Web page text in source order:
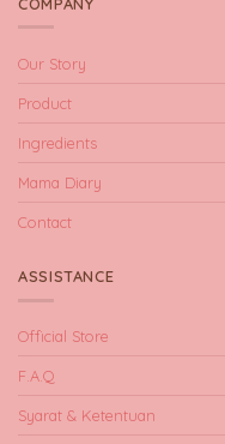
Our Story
Product
Ingredients
Mama Diary
Contact
ASSISTANCE
Official Store
F.A.Q
Syarat & Ketentuan